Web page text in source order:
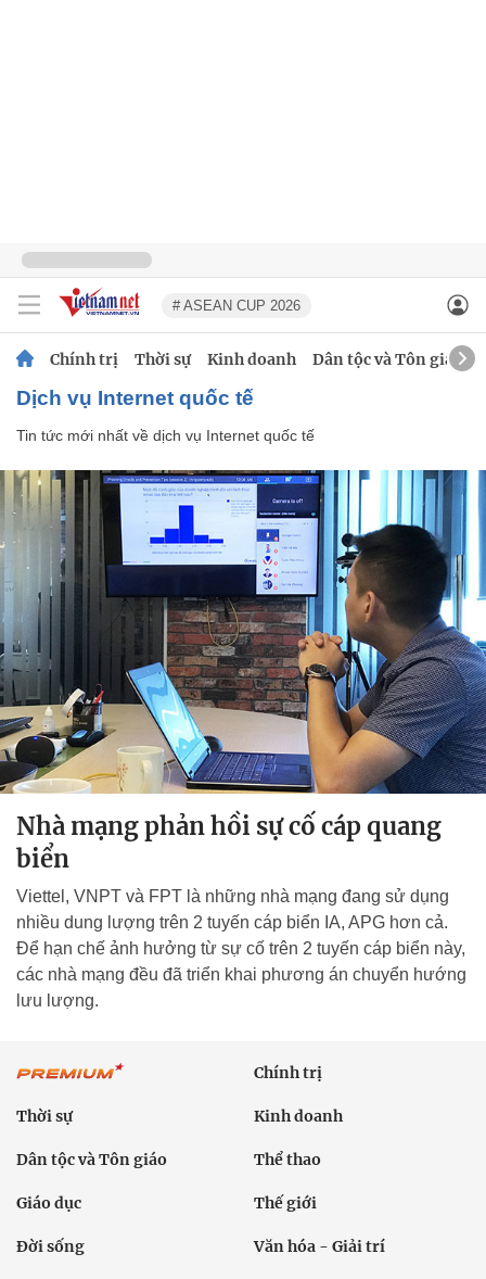
# ASEAN CUP 2026
Chính trị Thời sự Kinh doanh Dân tộc và Tôn giáo
dịch vụ Internet quốc tế
Tin tức mới nhất về dịch vụ Internet quốc tế
Nhà mạng phản hồi sự cố cáp quang
biển
Viettel, VNPT và FPT là những nhà mạng đang sử dụng
nhiều dung lượng trên 2 tuyến cáp biển IA, APG hơn cả.
Để hạn chế ảnh hưởng từ sự cố trên 2 tuyến cáp biển này,
các nhà mạng đều đã triển khai phương án chuyển hướng
lưu lượng.
Chính trị
Thời sự Kinh doanh
Dân tộc và Tôn giáo Thể thao
Giáo dục Thế giới
Đời sống Văn hóa - Giải trí